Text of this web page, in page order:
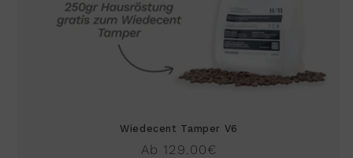
Wiedecent Tamper V6
Normaler
Ab 129.00€